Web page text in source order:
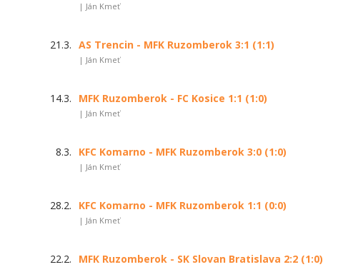
| Ján Kmeť
21.3. AS Trencin - MFK Ruzomberok 3:1 (1:1)
| Ján Kmeť
14.3. MFK Ruzomberok - FC Kosice 1:1 (1:0)
| Ján Kmeť
8.3. KFC Komarno - MFK Ruzomberok 3:0 (1:0)
| Ján Kmeť
28.2. KFC Komarno - MFK Ruzomberok 1:1 (0:0)
| Ján Kmeť
22.2. MFK Ruzomberok - SK Slovan Bratislava 2:2 (1:0)